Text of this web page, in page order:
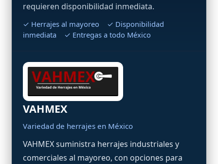
requieren disponibilidad inmediata.
✓ Herrajes al mayoreo ✓ Disponibilidad
inmediata ✓ Entregas a todo México
VAHMEX
Variedad de herrajes en México
VAHMEX suministra herrajes industriales y
comerciales al mayoreo, con opciones para